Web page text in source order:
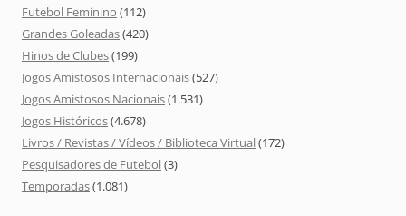
Futebol Feminino (112)
Grandes Goleadas(420)
Hinos de Clubes(199)
Jogos Amistosos Internacionais(527)
Jogos Amistosos Nacionais(1.531)
Jogos Históricos(4.678)
Livros / Revistas / Vídeos / Biblioteca Virtual(172)
Pesquisadores de Futebol(3)
Temporadas(1.081)